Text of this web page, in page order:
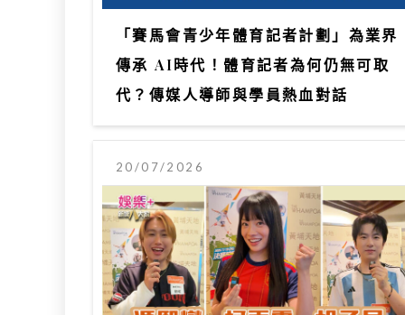
「賽馬會青少年體育記者計劃」為業界
傳承 AI時代！體育記者為何仍無可取
代？傳媒人導師與學員熱血對話
20/07/2026